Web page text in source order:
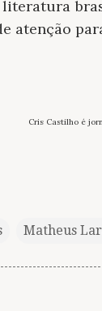
atenção
Cris Castilho é
Matheus